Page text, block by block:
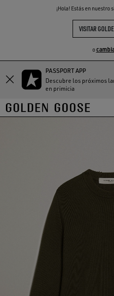
¡Hola! Estás en
VISITAR
o
Saltar
a
principal
Saltar
a
de
PASSPORT APP
Descubre los próximos
en primicia
THE